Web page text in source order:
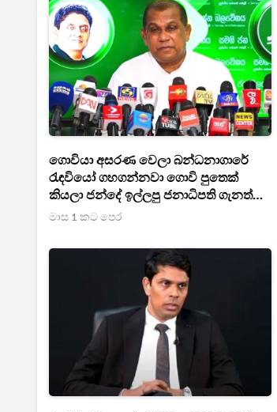
ගොවියා අසරණ වෙලා බන්ධනාගාරේ
රැඳවියෝ ගහගන්නවා ගොවි පුතෙක්
කියලා ජන්දේ ඉල්ලපු ජනාධිපති ගැනත්
දැන්නම් සැකයි - සජබෙන් මාලිමාවට සැර
මාස 1 කට පෙර